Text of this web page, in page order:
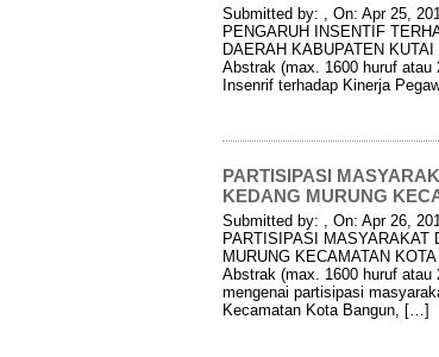
Submitted by: , On: Apr 25,
PENGARUH INSENTIF
DAERAH KABUPATEN
Abstrak (max. 1600 huruf atau
Insenrif terhadap Kinerja
PARTISIPASI
KEDANG MURUNG
Submitted by: , On: Apr 26,
PARTISIPASI MASYARAKAT
MURUNG KECAMATAN
Abstrak (max. 1600 huruf
mengenai partisipasi
Kecamatan Kota Bangun, […]